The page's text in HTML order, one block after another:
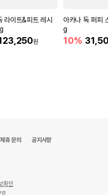
라이트&피트 레시
원
아카나 독 퍼피
g
10%
휴 문의 공지사항
확인